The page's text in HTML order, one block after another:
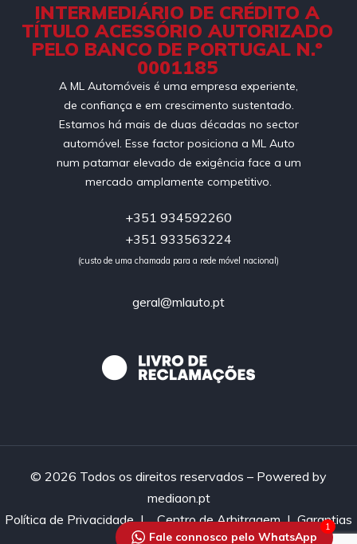
INTERMEDIÁRIO DE CRÉDITO A
TÍTULO ACESSÓRIO AUTORIZADO
PELO BANCO DE PORTUGAL N.º
0001185
A ML Automóveis é uma empresa experiente,
de confiança e em crescimento sustentado.
Estamos há mais de duas décadas no sector
automóvel. Esse factor posiciona a ML Auto
num patamar elevado de exigência face a um
mercado amplamente competitivo.
+351 934592260
+351 933563224
(custo de uma chamada para a rede móvel nacional)
geral@mlauto.pt
© 2026 Todos os direitos reservados – Powered by
mediaon.pt
Política de Privacidade|Centro de Arbitragem |Garantias
Fale connosco pelo WhatsApp
1